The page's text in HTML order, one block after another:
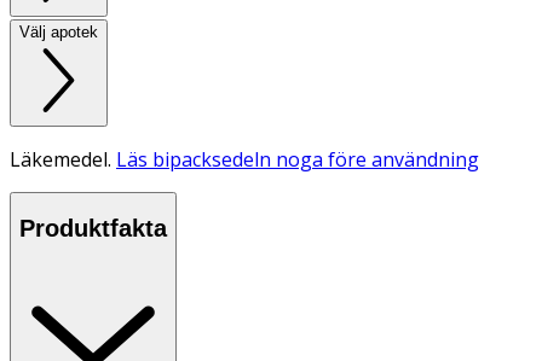
Välj apotek
Läkemedel. Läs bipacksedeln noga före användning
Produktfakta